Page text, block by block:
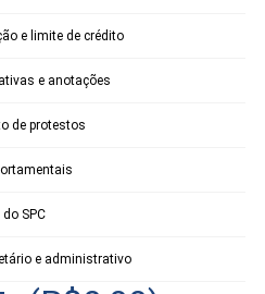
e limite de crédito
e anotações
de protestos
SPC
e administrativo